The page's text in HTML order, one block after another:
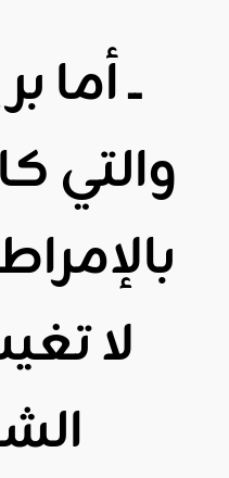
2 ــأما
والتي
لا